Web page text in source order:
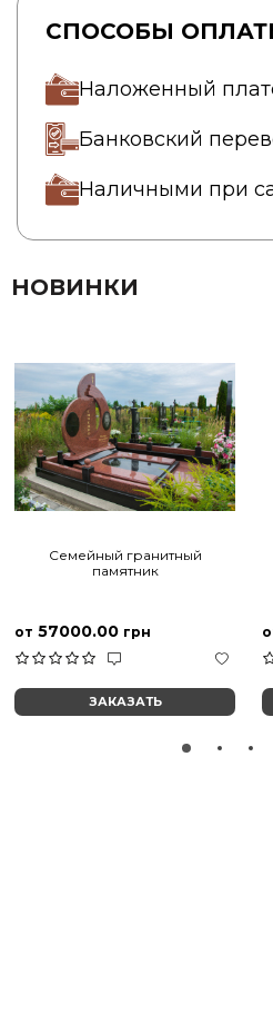
СПОСОБЫ
Наложенный
Банковский
Наличными при
НОВИНКИ
Семейный гранитный
памятник
от 57000.00 грн
ЗАКАЗАТЬ